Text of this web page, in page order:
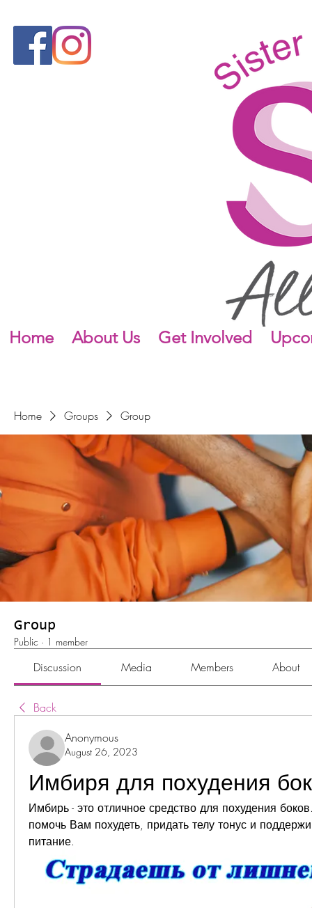
Home About Us Get Involved
Home Groups Group
Group
Public · 1 member
Discussion Media Members About
Back
Anonymous
August 26, 2023
Имбиря для похудения
Имбирь - это отличное средство для похудения
помочь Вам похудеть, придать телу тонус и
питание.